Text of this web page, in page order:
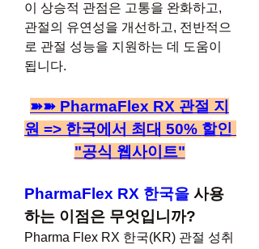
이 상승적 관점은 고통을 완화하고,
관절의 유연성을 개선하고, 전반적으
로 관절 성능을 지원하는 데 도움이
됩니다.
➽➽ PharmaFlex RX 관절 지
원 => 한국에서 최대 50% 할인
"공식 웹사이트"
PharmaFlex RX 한국을 사용
하는 이점은 무엇입니까?
Pharma Flex RX 한국(KR) 관절 성취